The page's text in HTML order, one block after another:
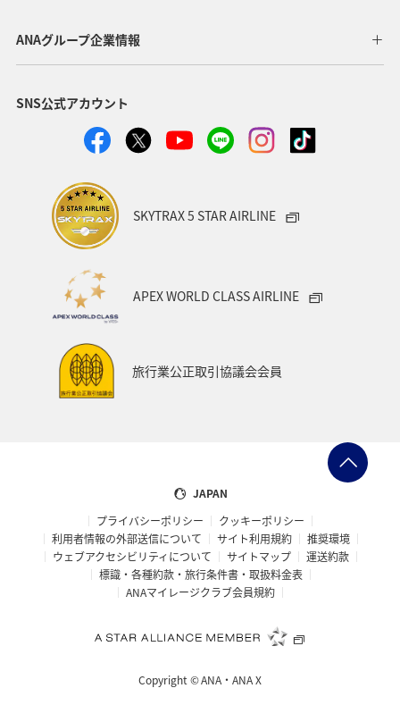
ANAグループ企業情報
SNS公式アカウント
SKYTRAX 5 STAR AIRLINE
APEX WORLD CLASS AIRLINE
旅行業公正取引協議会会員
JAPAN
プライバシーポリシー
クッキーポリシー
利用者情報の外部送信について
サイト利用規約
推奨環境
ウェブアクセシビリティについて
サイトマップ
運送約款
標識・各種約款・旅行条件書・取扱料金表
ANAマイレージクラブ会員規約
Copyright ©ANA・ANA X